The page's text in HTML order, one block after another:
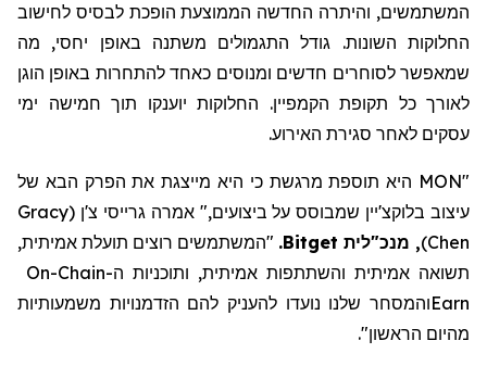
המשתמשים, והיתרה החדשה הממוצעת הופכת לבסיס לחישוב
החלוקות השונות. גודל התגמולים משתנה באופן יחסי, מה
שמאפשר לסוחרים חדשים ומנוסים כאחד להתחרות באופן הוגן
לאורך כל תקופת הקמפיין. החלוקות יוענקו תוך חמישה ימי
עסקים לאחר סגירת האירוע.
"MON היא תוספת מרגשת כי היא מייצגת את הפרק הבא של
עיצוב בלוקצ'יין שמבוסס על ביצועים," אמרה גרייסי צ'ן (
Gracy
Chen
)
, מנכ"לית Bitget . "המשתמשים רוצים תועלת אמיתית,
תשואה אמיתית והשתתפות אמיתית, ותוכניות ה-On-Chain
Earnוהמסחר שלנו נועדו להעניק להם הזדמנויות משמעותיות
מהיום הראשון".